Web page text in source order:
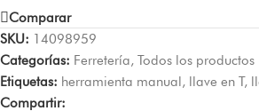
Comparar
SKU: 14098959
Categorías: Ferretería, Todos los productos
Etiquetas: herramienta manual, llave en T,
Compartir: